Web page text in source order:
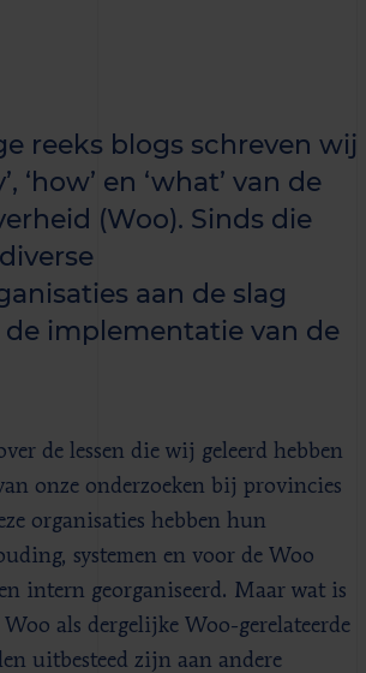
reeks blogs schreven wij
‘how’ en ‘what’ van de
(Woo). Sinds die
aan de slag
implementatie van de
de lessen die wij geleerd hebben
onze onderzoeken bij provincies
organisaties hebben hun
systemen en voor de Woo
intern georganiseerd. Maar wat is
als dergelijke Woo-gerelateerde
uitbesteed zijn aan andere